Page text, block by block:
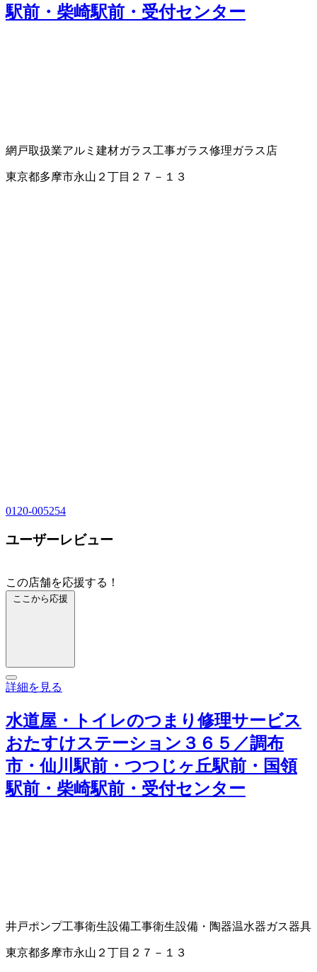
駅前・柴崎駅前・受付センター
網戸取扱業アルミ建材ガラス工事ガラス修理ガラス店
東京都多摩市永山２丁目２７－１３
0120-005254
ユーザーレビュー
この店舗を応援する！
ここから応援
詳細を見る
水道屋・トイレのつまり修理サービス
おたすけステーション３６５／調布
市・仙川駅前・つつじヶ丘駅前・国領
駅前・柴崎駅前・受付センター
井戸ポンプ工事衛生設備工事衛生設備・陶器温水器ガス器具
東京都多摩市永山２丁目２７－１３